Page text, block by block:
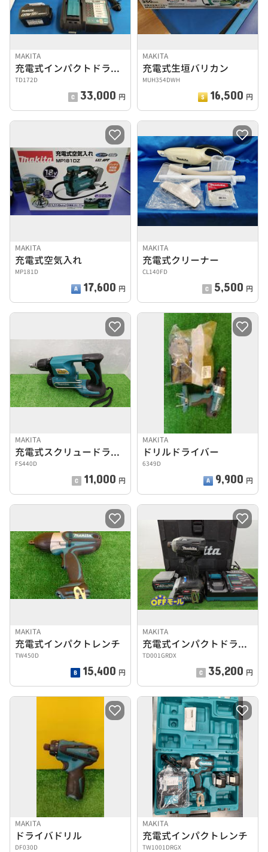
MAKITA
充電式インパクトドライバー
TD172D
33,000 円
MAKITA
充電式生垣バリカン
MUH354DWH
16,500 円
MAKITA
充電式空気入れ
MP181D
17,600 円
MAKITA
充電式クリーナー
CL140FD
5,500 円
MAKITA
充電式スクリュードライバー
FS440D
11,000 円
MAKITA
ドリルドライバー
6349D
9,900 円
MAKITA
充電式インパクトレンチ
TW450D
15,400 円
MAKITA
充電式インパクトドライバー
TD001GRDX
35,200 円
MAKITA
ドライバドリル
DF030D
MAKITA
充電式インパクトレンチ
TW1001DRGX